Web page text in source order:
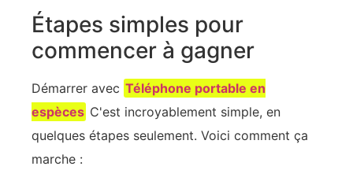
Étapes simples pour
commencer à gagner
Démarrer avec Téléphone portable en
espèces C'est incroyablement simple, en
quelques étapes seulement. Voici comment ça
marche :